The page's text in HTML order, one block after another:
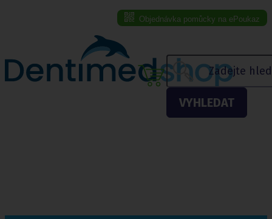
Objednávka pomůcky na ePoukaz
VYHLEDAT